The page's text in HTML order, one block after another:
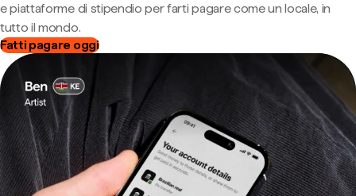
e piattaforme di stipendio per farti pagare come un locale, in
tutto il mondo.
Fatti pagare oggi